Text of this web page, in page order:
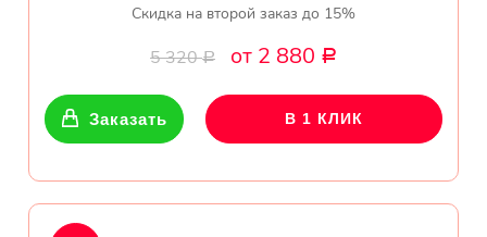
Скидка на второй заказ до 15%
5 320Р от 2 880 Р
Заказать В 1 КЛИК